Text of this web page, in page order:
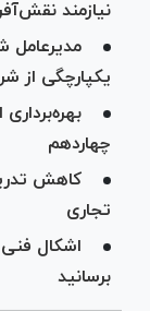
نیازمند
مدیرعامل
یکپارچگی از
چهاردهم
کاهش
تجاری
اشکال فنی
برسانید